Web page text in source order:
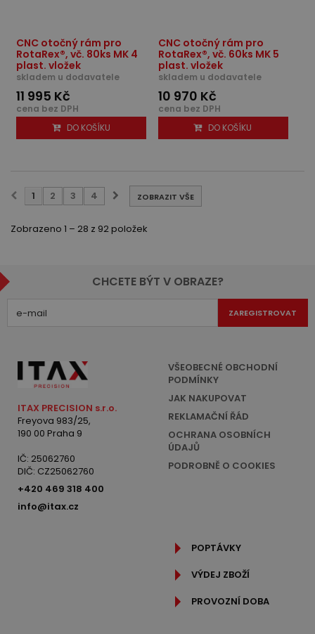
CNC otočný rám pro
RotaRex®, vč. 80ks MK 4
plast. vložek
skladem u dodavatele
11 995 Kč
cena bez DPH
DO KOŠÍKU
CNC otočný rám pro
RotaRex®, vč. 60ks MK 5
plast. vložek
skladem u dodavatele
10 970 Kč
cena bez DPH
DO KOŠÍKU
ZOBRAZIT VŠE
1 2 3 4
Zobrazeno 1 – 28 z 92 položek
CHCETE BÝT V OBRAZE?
ZAREGISTROVAT
ITAX PRECISION s.r.o.
Freyova 983/25,
190 00 Praha 9
IČ: 25062760
DIČ: CZ25062760
+420 469 318 400
info@itax.cz
VŠEOBECNÉ OBCHODNÍ
PODMÍNKY
JAK NAKUPOVAT
REKLAMAČNÍ ŘÁD
OCHRANA OSOBNÍCH
ÚDAJŮ
PODROBNĚ O COOKIES
POPTÁVKY
VÝDEJ ZBOŽÍ
PROVOZNÍ DOBA